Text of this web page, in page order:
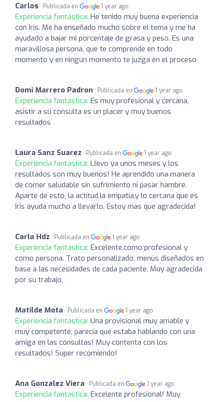
Carlos Publicada en 1 year ago
Experiencia fantástica: He tenido muy buena experiencia
con Iris. Me ha enseñado mucho sobre el tema y me ha
ayudado a bajar mi porcentaje de grasa y peso. Es una
maravillosa persona, que te comprende en todo
momento y en ningún momento te juzga en el proceso
Domi Marrero Padron Publicada en 1 year ago
Experiencia fantástica: Es muy profesional y cercana,
asistir a su consulta es un placer y muy buenos
resultados
Laura Sanz Suarez Publicada en 1 year ago
Experiencia fantástica: Llevo ya unos meses y los
resultados son muy buenos! He aprendido una manera
de comer saludable sin sufrimiento ni pasar hambre.
Aparte de esto, la actitud,la empatía,y lo cercana que es
Iris ayuda mucho a llevarlo. Estoy mas que agradecida!
Carla Hdz Publicada en 1 year ago
Experiencia fantástica: Excelente,como profesional y
como persona. Trato personalizado, menús diseñados en
base a las necesidades de cada paciente. Muy agradecida
por su trabajo.
Matilde Mota Publicada en 1 year ago
Experiencia fantástica: Una provisional muy amable y
muy competente, parecía que estaba hablando con una
amiga en las consultas! Muy contenta con los
resultados! Super recomiendo!
Ana Gonzalez Viera Publicada en 1 year ago
Experiencia fantástica: Excelente profesional! Muy